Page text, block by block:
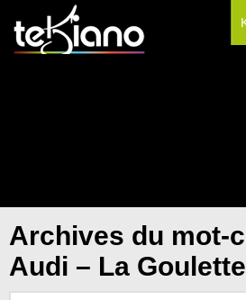
Archives du mot-
Audi – La Goulette